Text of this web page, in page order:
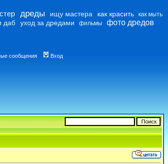
дреды ищу мастера как красить как мыть
даб уход за дредами фильмы фото дредов
сообщения Вход